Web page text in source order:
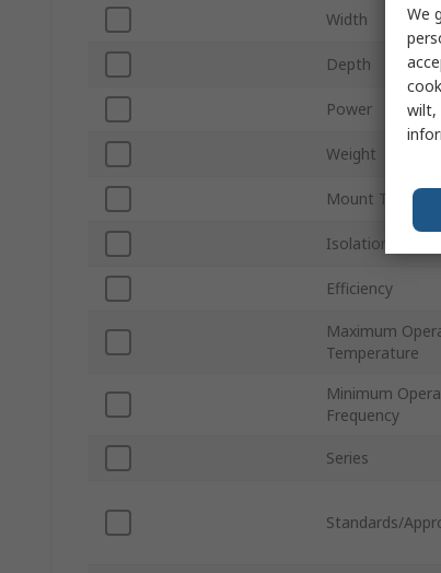
Width
Depth
Power
Weight
Mount Type
Isolation Voltage
Efficiency
Maximum
Temperature
Minimum
Frequency
Series
Standards/
We
wilt,